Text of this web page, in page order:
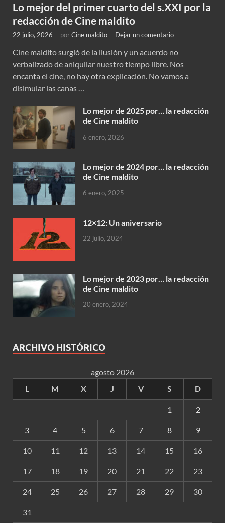
Lo mejor del primer cuarto del s.XXI por la
redacción de Cine maldito
22 julio, 2026 - porCine maldito - Dejar un comentario
Cine maldito surgió de la ilusión y un acuerdo no
verbalizado de aniquilar nuestro tiempo libre. Nos
encanta el cine, no hay otra explicación. No vamos a
disimular las canas …
Lo mejor de 2025 por… la redacción
de Cine maldito
6 enero, 2026
Lo mejor de 2024 por… la redacción
de Cine maldito
6 enero, 2025
12×12: Un aniversario
22 julio, 2024
Lo mejor de 2023 por… la redacción
de Cine maldito
20 enero, 2024
ARCHIVO HISTÓRICO
agosto 2026
L
M X J V S D
1 2
3 4 5 6 7 8 9
10 11 12 13 14 15 16
17 18 19 20 21 22 23
24 25 26 27 28 29 30
31